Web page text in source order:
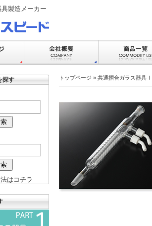
製造メーカー
探す
はコチラ
トップページ » 共通摺合ガラス器具Ⅰ